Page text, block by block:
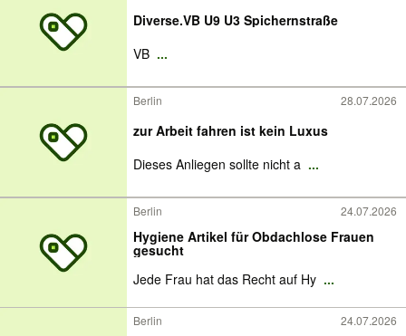
Diverse.VB U9 U3 Spichernstraße
VB ...
Berlin 28.07.2026
zur Arbeit fahren ist kein Luxus
Dieses Anliegen sollte nicht a ...
Berlin 24.07.2026
Hygiene Artikel für Obdachlose Frauen
gesucht
Jede Frau hat das Recht auf Hy ...
Berlin 24.07.2026